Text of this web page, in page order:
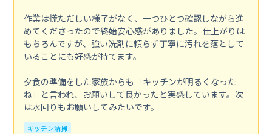
作業は慌ただしい様子がなく、一つひとつ確認しながら進
めてくださったので終始安心感がありました。仕上がりは
もちろんですが、強い洗剤に頼らず丁寧に汚れを落として
いることにも好感が持てます。
夕食の準備をした家族からも「キッチンが明るくなった
ね」と言われ、お願いして良かったと実感しています。次
は水回りもお願いしてみたいです。
キッチン清掃